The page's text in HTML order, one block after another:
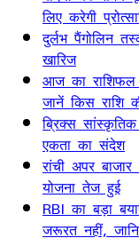
लिए करेगी
दुर्लभ पैंगोलिन
खारिज
आज का
जानें किस राशि
ब्रिक्स
एकता का संदेश
रांची अपर
योजना तेज हुई
RBI का बड़ा
जरूरत नहीं,